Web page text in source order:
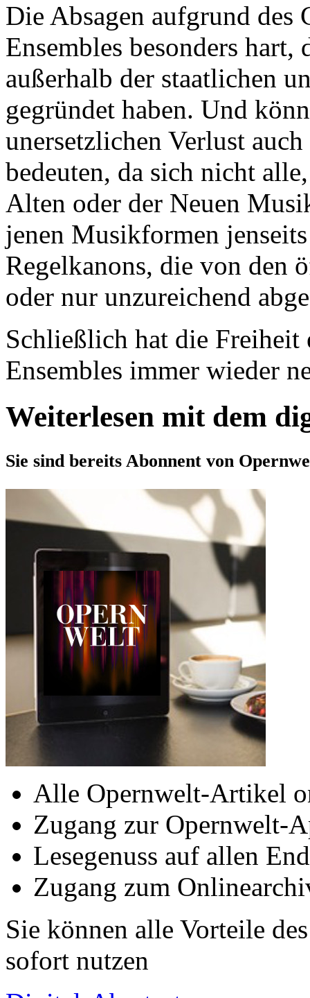
Die Absagen aufgrund
Ensembles besonders
außerhalb der staatlichen
gegründet haben. Und
unersetzlichen Verlust
bedeuten, da sich nicht
Alten oder der Neuen
jenen Musikformen
Regelkanons, die von
oder nur unzureichend
Schließlich hat die Freiheit
Ensembles immer wieder
Weiterlesen mit dem
Sie sind bereits Abonnent von
Alle Opernwelt-Artikel
Zugang zur Opernwelt-
Lesegenuss auf allen
Zugang zum
Sie können alle Vorteile
sofort nutzen